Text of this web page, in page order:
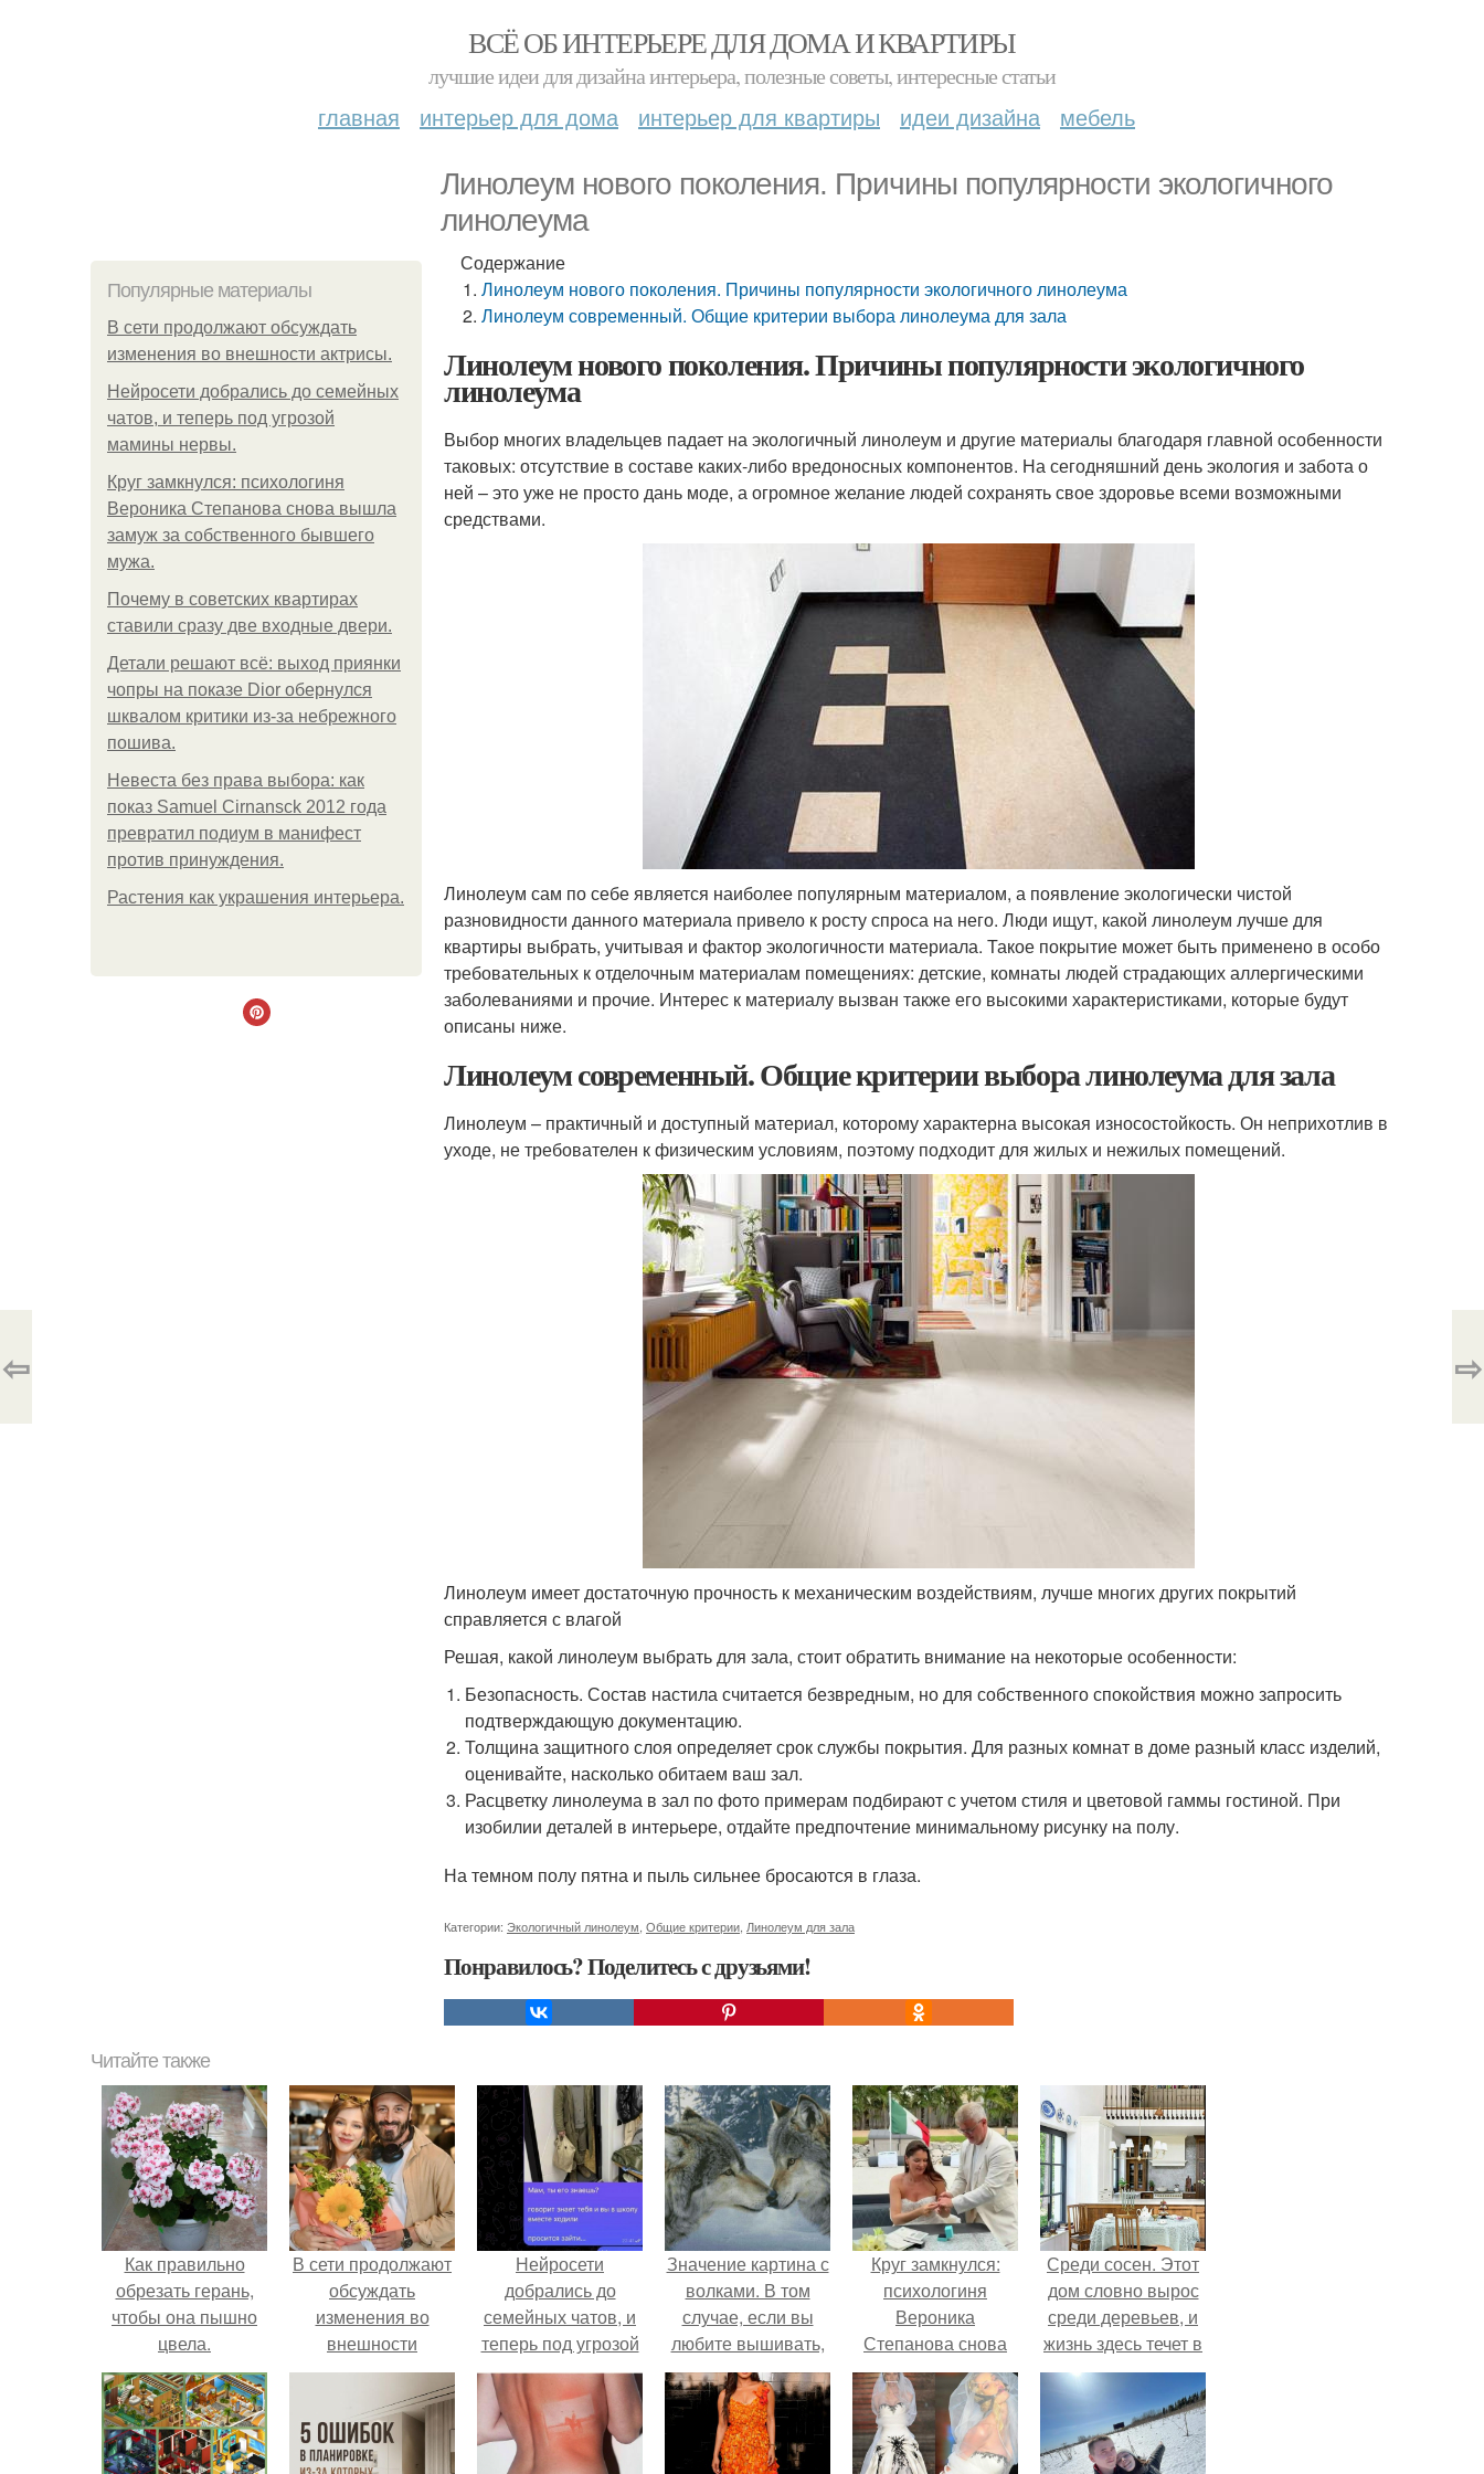
ВСЁ ОБ ИНТЕРЬЕРЕ ДЛЯ ДОМА И КВАРТИРЫ
лучшие идеи для дизайна интерьера, полезные советы, интересные статьи
главная интерьер для дома интерьер для квартиры идеи дизайна мебель
Линолеум нового поколения. Причины популярности экологичного
линолеума
Популярные материалы
В сети продолжают обсуждать
изменения во внешности актрисы.
Нейросети добрались до семейных
чатов, и теперь под угрозой
мамины нервы.
Круг замкнулся: психологиня
Вероника Степанова снова вышла
замуж за собственного бывшего
мужа.
Почему в советских квартирах
ставили сразу две входные двери.
Детали решают всё: выход приянки
чопры на показе Dior обернулся
шквалом критики из-за небрежного
пошива.
Невеста без права выбора: как
показ Samuel Cirnansck 2012 года
превратил подиум в манифест
против принуждения.
Растения как украшения интерьера.
Содержание
Линолеум нового поколения. Причины популярности экологичного линолеума
Линолеум современный. Общие критерии выбора линолеума для зала
Линолеум нового поколения. Причины популярности экологичного
линолеума
Выбор многих владельцев падает на экологичный линолеум и другие материалы благодаря главной особенности
таковых: отсутствие в составе каких-либо вредоносных компонентов. На сегодняшний день экология и забота о
ней – это уже не просто дань моде, а огромное желание людей сохранять свое здоровье всеми возможными
средствами.
Линолеум сам по себе является наиболее популярным материалом, а появление экологически чистой
разновидности данного материала привело к росту спроса на него. Люди ищут, какой линолеум лучше для
квартиры выбрать, учитывая и фактор экологичности материала. Такое покрытие может быть применено в особо
требовательных к отделочным материалам помещениях: детские, комнаты людей страдающих аллергическими
заболеваниями и прочие. Интерес к материалу вызван также его высокими характеристиками, которые будут
описаны ниже.
Линолеум современный. Общие критерии выбора линолеума для зала
Линолеум – практичный и доступный материал, которому характерна высокая износостойкость. Он неприхотлив в
уходе, не требователен к физическим условиям, поэтому подходит для жилых и нежилых помещений.
Линолеум имеет достаточную прочность к механическим воздействиям, лучше многих других покрытий
справляется с влагой
Решая, какой линолеум выбрать для зала, стоит обратить внимание на некоторые особенности:
Безопасность. Состав настила считается безвредным, но для собственного спокойствия можно запросить
подтверждающую документацию.
Толщина защитного слоя определяет срок службы покрытия. Для разных комнат в доме разный класс изделий,
оценивайте, насколько обитаем ваш зал.
Расцветку линолеума в зал по фото примерам подбирают с учетом стиля и цветовой гаммы гостиной. При
изобилии деталей в интерьере, отдайте предпочтение минимальному рисунку на полу.
На темном полу пятна и пыль сильнее бросаются в глаза.
Категории: Экологичный линолеум Общие критерии Линолеум для зала
Понравилось? Поделитесь с друзьями!
⇦ ⇨
Читайте также
Как правильно
обрезать герань,
чтобы она пышно
цвела.
В сети продолжают
обсуждать
изменения во
внешности
актрисы.
Нейросети
добрались до
семейных чатов, и
теперь под угрозой
мамины нервы.
Значение картина с
волками. В том
случае, если вы
любите вышивать,
то наверняка
задумывались о
том, что означает та
или иная вышитая
Круг замкнулся:
психологиня
Вероника
Степанова снова
вышла замуж за
собственного
бывшего мужа.
Среди сосен. Этот
дом словно вырос
среди деревьев, и
жизнь здесь течет в
собственном ритме
- спокойно, без
спешки и лишнего
шума.